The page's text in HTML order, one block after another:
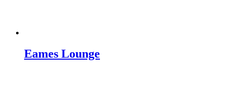
Eames Lounge